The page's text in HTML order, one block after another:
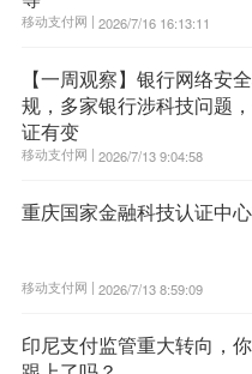
移动支付网 | 2026/7/16 16:13:11
【一周观察】银行网络安
规，多家银行涉科技问题
证有变
移动支付网 | 2026/7/13 9:04:58
重庆国家金融科技认证中
移动支付网 | 2026/7/13 8:59:09
印尼支付监管重大转向，